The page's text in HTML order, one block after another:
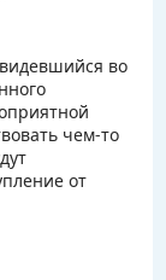
во
чем-то
от